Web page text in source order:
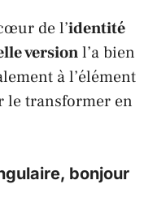
de l’identité
versionl’a bien
à l’élément
le transformer en
bonjour